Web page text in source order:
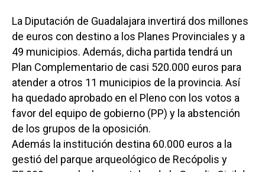
La Diputación de Guadalajara invertirá dos millones
de euros con destino a los Planes Provinciales y a
49 municipios. Además, dicha partida tendrá un
Plan Complementario de casi 520.000 euros para
atender a otros 11 municipios de la provincia. Así
ha quedado aprobado en el Pleno con los votos a
favor del equipo de gobierno (PP) y la abstención
de los grupos de la oposición.
Además la institución destina 60.000 euros a la
gestió del parque arqueológico de Recópolis y